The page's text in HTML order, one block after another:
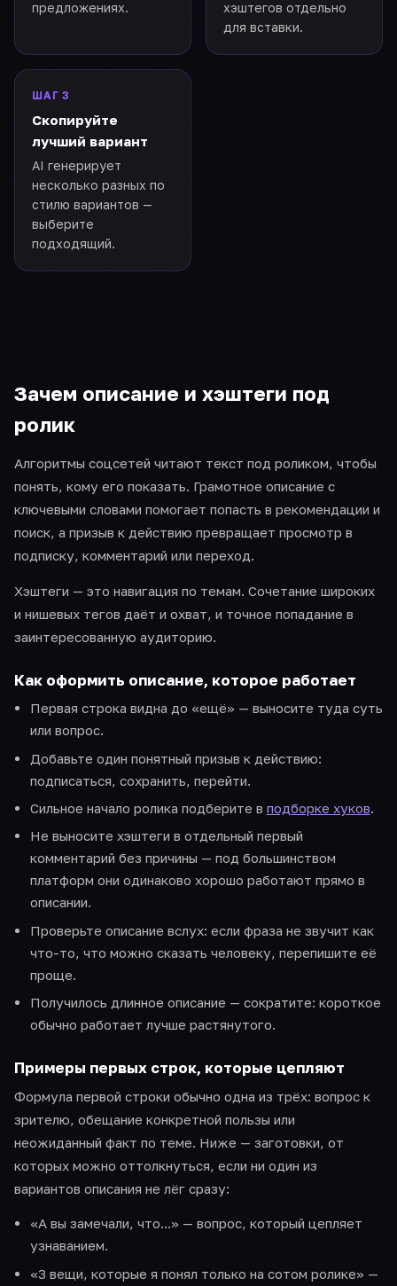
предложениях.
хэштегов отдельно
для вставки.
ШАГ 3
Скопируйте
лучший вариант
AI генерирует
несколько разных по
стилю вариантов —
выберите
подходящий.
Зачем описание и хэштеги под
ролик
Алгоритмы соцсетей читают текст под роликом, чтобы
понять, кому его показать. Грамотное описание с
ключевыми словами помогает попасть в рекомендации и
поиск, а призыв к действию превращает просмотр в
подписку, комментарий или переход.
Хэштеги — это навигация по темам. Сочетание широких
и нишевых тегов даёт и охват, и точное попадание в
заинтересованную аудиторию.
Как оформить описание, которое работает
Первая строка видна до «ещё» — выносите туда суть
или вопрос.
Добавьте один понятный призыв к действию:
подписаться, сохранить, перейти.
Сильное начало ролика подберите в подборке хуков.
Не выносите хэштеги в отдельный первый
комментарий без причины — под большинством
платформ они одинаково хорошо работают прямо в
описании.
Проверьте описание вслух: если фраза не звучит как
что-то, что можно сказать человеку, перепишите её
проще.
Получилось длинное описание — сократите: короткое
обычно работает лучше растянутого.
Примеры первых строк, которые цепляют
Формула первой строки обычно одна из трёх: вопрос к
зрителю, обещание конкретной пользы или
неожиданный факт по теме. Ниже — заготовки, от
которых можно оттолкнуться, если ни один из
вариантов описания не лёг сразу:
«А вы замечали, что...» — вопрос, который цепляет
узнаванием.
«3 вещи, которые я понял только на сотом ролике» —